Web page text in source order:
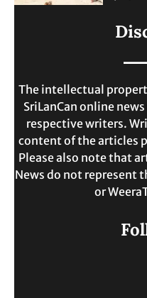
ඉහළට.
The intellectual
SriLanCan online
respective writers.
content of the articles
Please also note that
News do not represent
or